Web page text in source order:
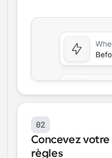
02
Concevez
règles